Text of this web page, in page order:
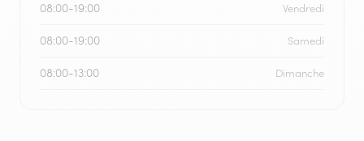
08:00-19:00 Vendredi
08:00-19:00 Samedi
08:00-13:00 Dimanche